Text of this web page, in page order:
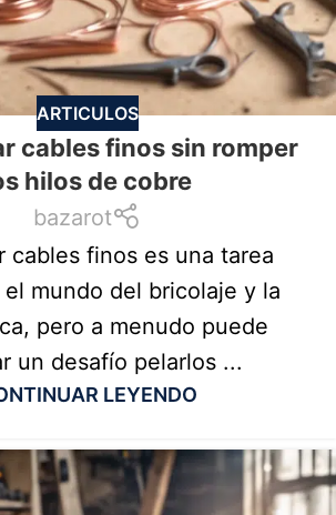
ARTICULOS
cables finos sin romper
hilos de cobre
bazarot
cables finos es una tarea
mundo del bricolaje y la
pero a menudo puede
un desafío pelarlos ...
LEYENDO